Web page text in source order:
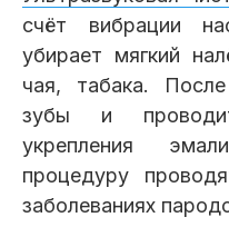
счёт вибрации
убирает мягкий
чая, табака.
зубы и
укрепления
процедуру
заболеваниях